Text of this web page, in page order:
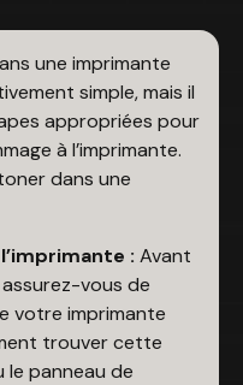
une imprimante
simple, mais il
appropriées pour
à l’imprimante.
dans une
: Avant
vous de
votre imprimante
trouver cette
le panneau de